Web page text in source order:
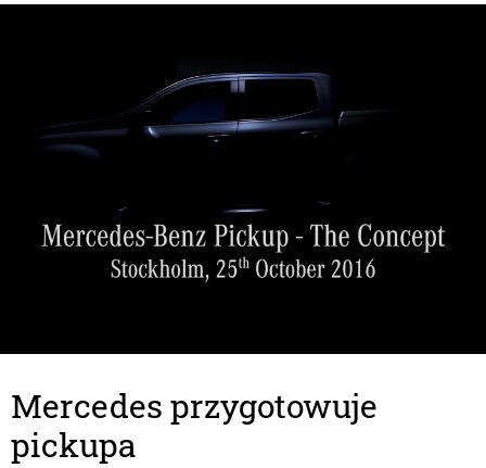
Mercedes przygotowuje
pickupa